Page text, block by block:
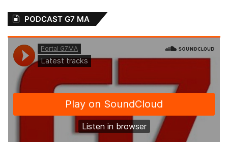
PODCAST G7 MA